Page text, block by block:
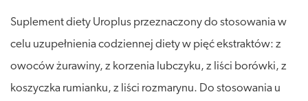
Suplement diety Uroplus przeznaczony do stosowania w
celu uzupełnienia codziennej diety w pięć ekstraktów: z
owoców żurawiny, z korzenia lubczyku, z liści borówki, z
koszyczka rumianku, z liści rozmarynu. Do stosowania u